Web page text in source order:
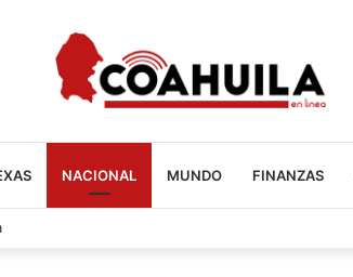
NACIONAL MUNDO FINANZAS